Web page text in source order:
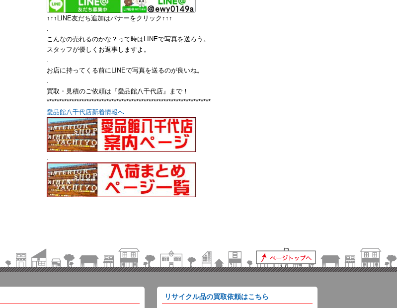
↑↑↑LINE友だち追加はバナーをクリック↑↑↑
.
こんなの売れるのかな？って時はLINEで写真を送ろう。
スタッフが優しくお返事しますよ。
.
お店に持ってくる前にLINEで写真を送るのが良いね。
.
買取・見積のご依頼は『愛品館八千代店』まで！
******************************************************************
愛品館八千代店新着情報へ
.
リサイクル品の買取依頼はこちら